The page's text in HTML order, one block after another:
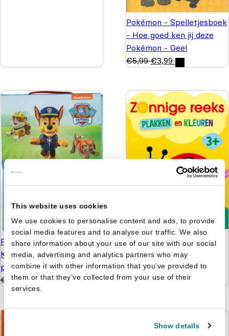
This website uses cookies
We use cookies to personalise content and ads, to provide
social media features and to analyse our traffic. We also
share information about your use of our site with our social
media, advertising and analytics partners who may
combine it with other information that you’ve provided to
them or that they’ve collected from your use of their
services.
Show details
Pokémon - Spelletjesboek
- Hoe goed ken jij deze
Pokémon - Geel
€5,99 €3,99
Paw Patrol pakket -
Knutselen, kleuren
puzzelen en stickers
€
9,99 € 4,99
Zonnige reeks - Plakken
en kleuren 3+
€4,99 €3,99